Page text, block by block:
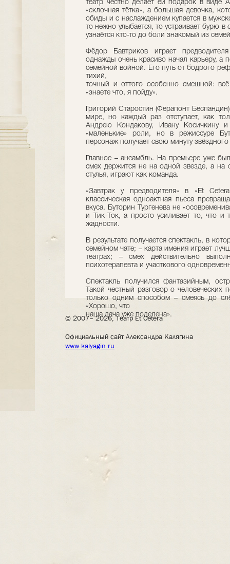
театр честно делает ей подарок в виде
«склочная тётка», а большая девочка,
обиды и с наслаждением купается в
то нежно улыбается, то устраивает бурю
узнаётся кто-то до боли знакомый из
Фёдор Бавтриков играет
однажды очень красиво начал карьеру, а
семейной войной. Его путь от бодрого
тихий,
точный и оттого особенно смешной:
«знаете что, я пойду».
Григорий Старостин (Ферапонт
мире, но каждый раз отступает, как
Андрею Кондакову, Ивану Косичкину
«маленькие» роли, но в режиссуре
персонаж получает свою минуту
Главное – ансамбль. На премьере уже
смех держится не на одной звезде, а на
стулья, играют как команда.
«Завтрак у предводителя» в «Et
классическая одноактная пьеса
вкуса. Буторин Тургенева не
и Тик-Ток, а просто усиливает то, что и
жадности.
В результате получается спектакль, в
семейном чате; – карта имения играет
театрах; – смех действительно
психотерапевта и участкового
Спектакль получился фантазийным,
Такой честный разговор о
только одним способом – смеясь до
«Хорошо, что
наша дача уже поделена».
© 2007– 2026, Театр Et Cetera
Официальный сайт Александра Калягина
www.kalyagin.ru